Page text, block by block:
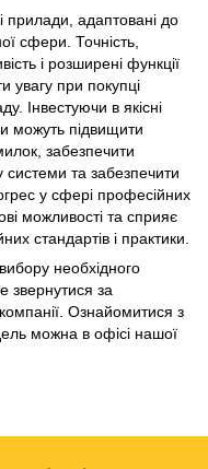
прилади, адаптовані до
сфери. Точність,
і розширені функції
увагу при покупці
Інвестуючи в якісні
можуть підвищити
забезпечити
системи та забезпечити
у сфері професійних
можливості та сприяє
стандартів і практики.
необхідного
звернутися за
Ознайомитися з
можна в офісі нашої